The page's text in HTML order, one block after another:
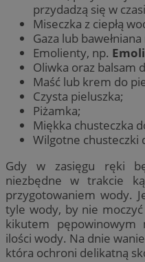
przydadzą się w
Miseczka z ciepłą
Gaza lub
Emolienty, np.
Oliwka oraz balsam
Maść lub krem do
Czysta pieluszka;
Piżamka;
Miękka chusteczka
Wilgotne chusteczki
Gdy w zasięgu ręki
niezbędne w trakcie
przygotowaniem wody.
tyle wody, by nie
kikutem pępowinowym
ilości wody. Na dnie
która ochroni delikatną